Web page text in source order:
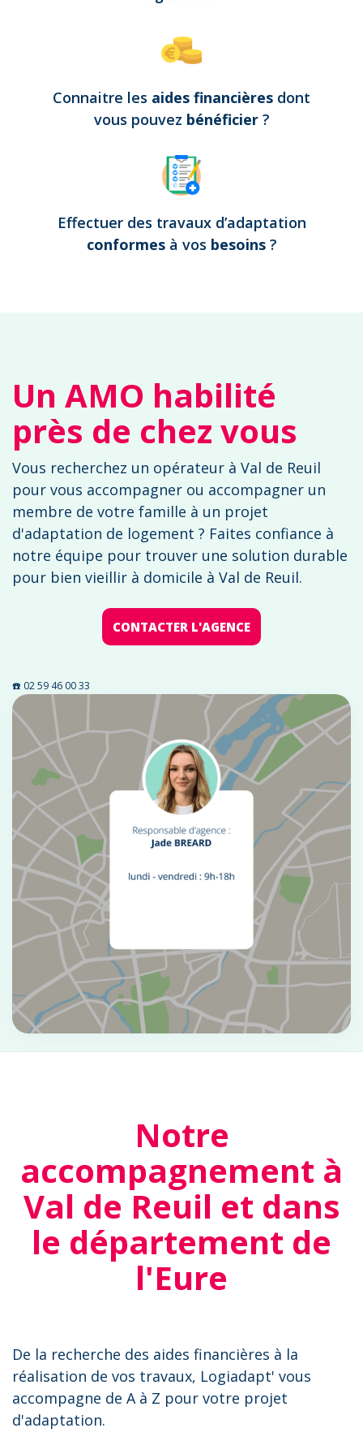
Connaitre les aides financières dont
vous pouvez bénéficier ?
Effectuer des travaux d’adaptation
conformes à vos besoins ?
Un AMO habilité
près de chez vous
Vous recherchez un opérateur à Val de Reuil
pour vous accompagner ou accompagner un
membre de votre famille à un projet
d'adaptation de logement ? Faites confiance à
notre équipe pour trouver une solution durable
pour bien vieillir à domicile à Val de Reuil.
CONTACTER L'AGENCE
☎️ 02 59 46 00 33
Notre
accompagnement à
Val de Reuil et dans
le département de
l'Eure
De la recherche des aides financières à la
réalisation de vos travaux, Logiadapt' vous
accompagne de A à Z pour votre projet
d'adaptation.